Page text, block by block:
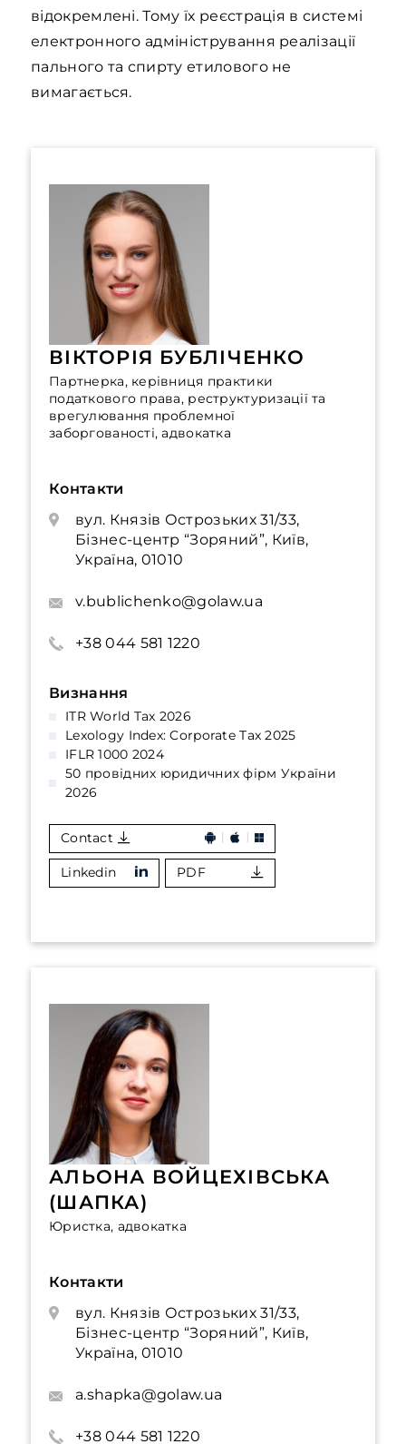
відокремлені. Тому їх реєстрація в системі
електронного адміністрування реалізації
пального та спирту етилового не
вимагається.
ВІКТОРІЯ БУБЛІЧЕНКО
Партнерка, керівниця практики
податкового права, реструктуризації та
врегулювання проблемної
заборгованості, адвокатка
Контакти
вул. Князів Острозьких 31/33,
Бізнес-центр “Зоряний”, Київ,
Україна, 01010
v.bublichenko@golaw.ua
+38 044 581 1220
Визнання
ITR World Tax 2026
Lexology Index: Corporate Tax 2025
IFLR 1000 2024
50 провідних юридичних фірм України
2026
Contact
Linkedin PDF
АЛЬОНА ВОЙЦЕХІВСЬКА
(ШАПКА)
Юристка, адвокатка
Контакти
вул. Князів Острозьких 31/33,
Бізнес-центр “Зоряний”, Київ,
Україна, 01010
a.shapka@golaw.ua
+38 044 581 1220